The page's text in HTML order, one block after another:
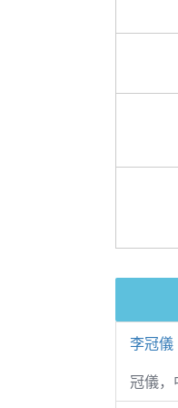
李冠儀
冠儀，